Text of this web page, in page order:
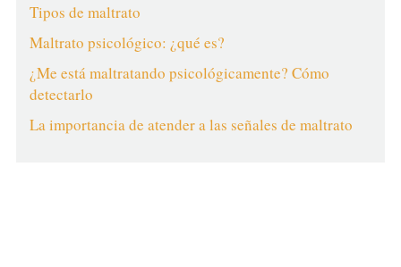
Tipos de maltrato
Maltrato psicológico: ¿qué es?
¿Me está maltratando psicológicamente? Cómo
detectarlo
La importancia de atender a las señales de maltrato